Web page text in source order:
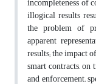
illogical results
the problem of
apparent
results; the impact
smart contracts,
and enforcement;